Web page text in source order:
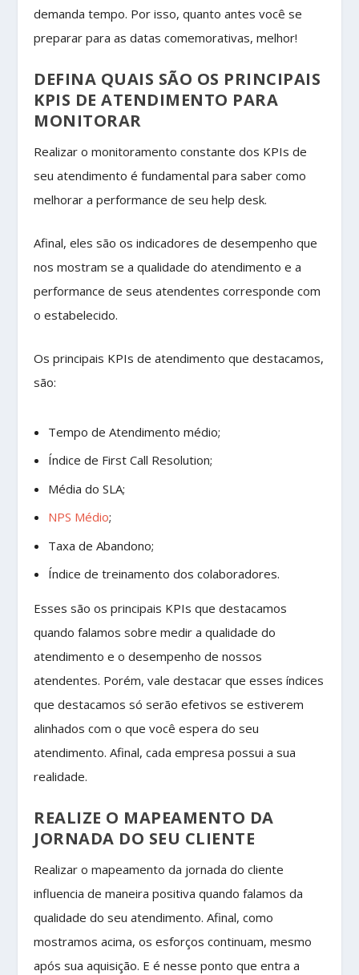
demanda tempo. Por isso, quanto antes você se
preparar para as datas comemorativas, melhor!
DEFINA QUAIS SÃO OS PRINCIPAIS
KPIS DE ATENDIMENTO PARA
MONITORAR
Realizar o monitoramento constante dos KPIs de
seu atendimento é fundamental para saber como
melhorar a performance de seu help desk.
Afinal, eles são os indicadores de desempenho que
nos mostram se a qualidade do atendimento e a
performance de seus atendentes corresponde com
o estabelecido.
Os principais KPIs de atendimento que destacamos,
são:
Tempo de Atendimento médio;
Índice de First Call Resolution;
Média do SLA;
NPS Médio;
Taxa de Abandono;
Índice de treinamento dos colaboradores.
Esses são os principais KPIs que destacamos
quando falamos sobre medir a qualidade do
atendimento e o desempenho de nossos
atendentes. Porém, vale destacar que esses índices
que destacamos só serão efetivos se estiverem
alinhados com o que você espera do seu
atendimento. Afinal, cada empresa possui a sua
realidade.
REALIZE O MAPEAMENTO DA
JORNADA DO SEU CLIENTE
Realizar o mapeamento da jornada do cliente
influencia de maneira positiva quando falamos da
qualidade do seu atendimento. Afinal, como
mostramos acima, os esforços continuam, mesmo
após sua aquisição. E é nesse ponto que entra a